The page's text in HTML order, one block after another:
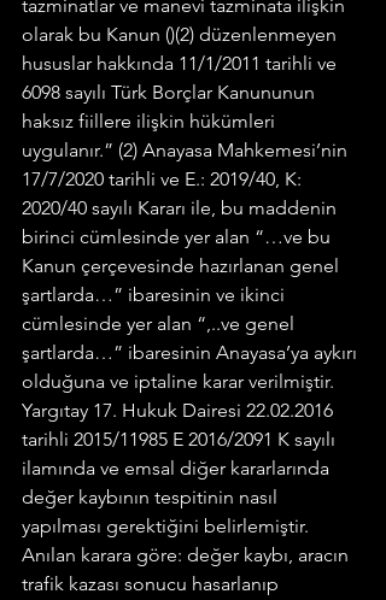
tazminatlar ve manevi tazminata ilişkin
olarak bu Kanun ()(2) düzenlenmeyen
hususlar hakkında 11/1/2011 tarihli ve
6098 sayılı Türk Borçlar Kanununun
haksız fiillere ilişkin hükümleri
uygulanır.” (2) Anayasa Mahkemesi’nin
17/7/2020 tarihli ve E.: 2019/40, K:
2020/40 sayılı Kararı ile, bu maddenin
birinci cümlesinde yer alan “…ve bu
Kanun çerçevesinde hazırlanan genel
şartlarda…” ibaresinin ve ikinci
cümlesinde yer alan “,..ve genel
şartlarda…” ibaresinin Anayasa’ya aykırı
olduğuna ve iptaline karar verilmiştir.
Yargıtay 17. Hukuk Dairesi 22.02.2016
tarihli 2015/11985 E 2016/2091 K sayılı
ilamında ve emsal diğer kararlarında
değer kaybının tespitinin nasıl
yapılması gerektiğini belirlemiştir.
Anılan karara göre: değer kaybı, aracın
trafik kazası sonucu hasarlanıp